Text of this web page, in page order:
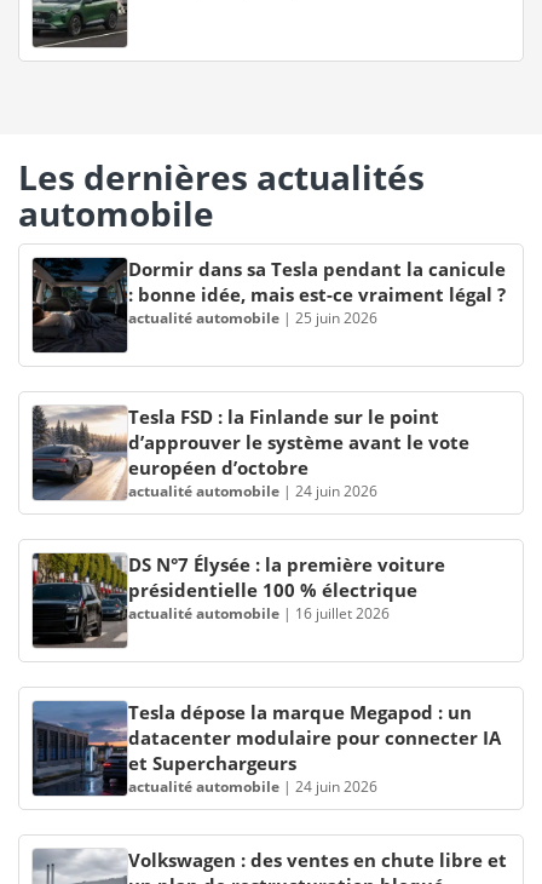
Les dernières actualités
automobile
Dormir dans sa Tesla pendant la canicule
: bonne idée, mais est-ce vraiment légal ?
actualité automobile | 25 juin 2026
Tesla FSD : la Finlande sur le point
d’approuver le système avant le vote
européen d’octobre
actualité automobile | 24 juin 2026
DS N°7 Élysée : la première voiture
présidentielle 100 % électrique
actualité automobile | 16 juillet 2026
Tesla dépose la marque Megapod : un
datacenter modulaire pour connecter IA
et Superchargeurs
actualité automobile | 24 juin 2026
Volkswagen : des ventes en chute libre et